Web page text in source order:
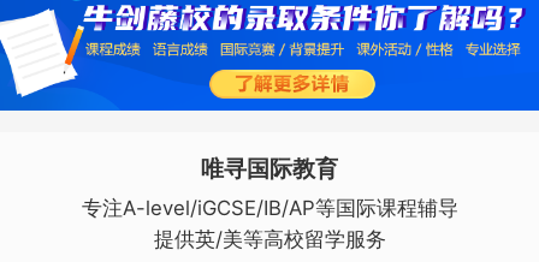
唯寻国际教育
专注A-level/iGCSE/IB/AP等国际课程辅导
提供英/美等高校留学服务